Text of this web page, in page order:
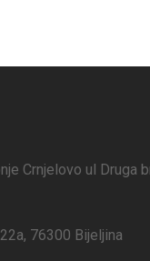
Crnjelovo ul Druga
76300 Bijeljina